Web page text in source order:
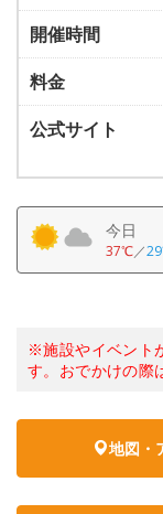
開催時間
料金
公式サイト
今日
37℃／
※施設やイベント
す。おでかけの際
地図・